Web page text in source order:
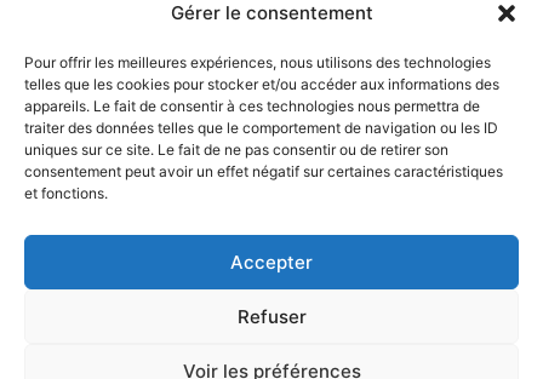
Gérer le consentement
Pour offrir les meilleures expériences, nous utilisons des technologies
telles que les cookies pour stocker et/ou accéder aux informations des
appareils. Le fait de consentir à ces technologies nous permettra de
traiter des données telles que le comportement de navigation ou les ID
uniques sur ce site. Le fait de ne pas consentir ou de retirer son
consentement peut avoir un effet négatif sur certaines caractéristiques
et fonctions.
Accepter
Refuser
Voir les préférences
Gérer un agenda professionnel sans perdre la tête
relève souvent du défi permanent. Entre les
réunions qui s’enchaînent, les blocs